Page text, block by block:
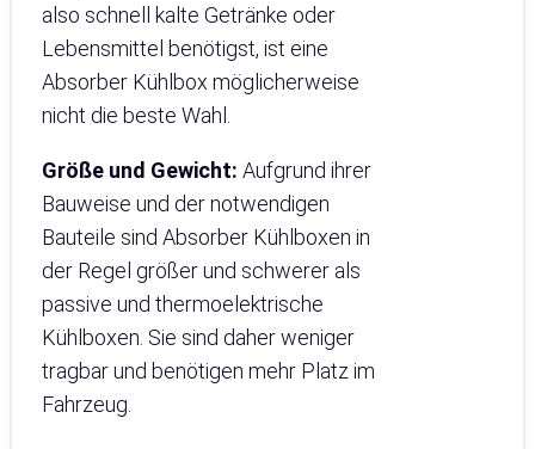
also schnell kalte Getränke oder
Lebensmittel benötigst, ist eine
Absorber Kühlbox möglicherweise
nicht die beste Wahl.
Größe und Gewicht: Aufgrund ihrer
Bauweise und der notwendigen
Bauteile sind Absorber Kühlboxen in
der Regel größer und schwerer als
passive und thermoelektrische
Kühlboxen. Sie sind daher weniger
tragbar und benötigen mehr Platz im
Fahrzeug.